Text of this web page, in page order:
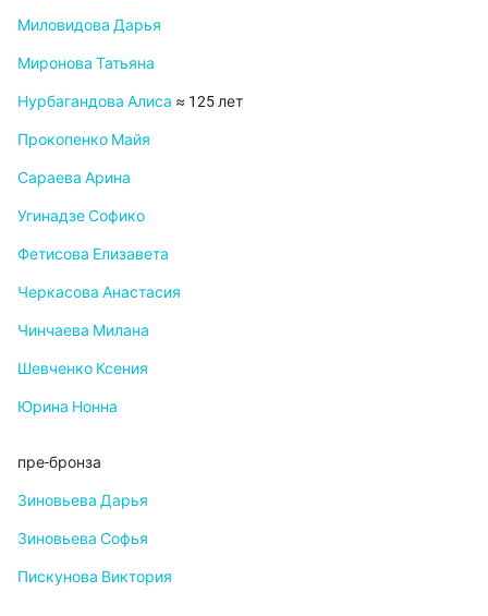
Миловидова Дарья
Миронова Татьяна
Нурбагандова Алиса ≈ 125 лет
Прокопенко Майя
Сараева Арина
Угинадзе Софико
Фетисова Елизавета
Черкасова Анастасия
Чинчаева Милана
Шевченко Ксения
Юрина Нонна
пре-бронза
Зиновьева Дарья
Зиновьева Софья
Пискунова Виктория